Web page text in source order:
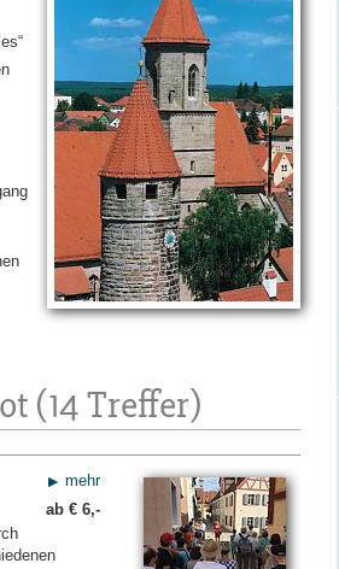
(14 Treffer)
mehr
ab € 6,-